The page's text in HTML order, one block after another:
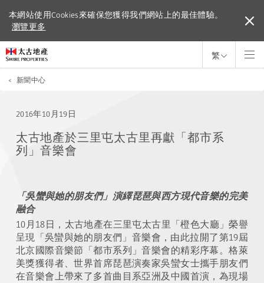
本網站使用Cookies來確保您獲得我們網站上的最佳體驗。
瀏覽更多
本網站使用Cookies來確保您獲得我們網站上的最佳體驗。
瀏覽更多
繁
< 新聞中心
2016年10月19日
太古地產於三里屯太古里再獻「都市系
列」音樂會
「吳蠻與她的朋友們」演繹琵琶與西方現代音樂的完美
融合
10月18日，太古地產在三里屯太古里「橙色大廳」榮譽
呈現「吳蠻與她的朋友們」音樂會，由此拉開了第19屆
北京國際音樂節「都市系列」音樂會的精彩序幕。格萊
美獎獲得者、世界首席琵琶演奏家吳蠻女士攜手朋友們
在音樂會上帶來了多首曲目系亞洲及中國首演，為現場